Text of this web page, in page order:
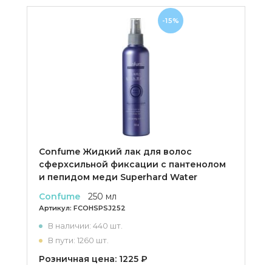
Confume Жидкий лак для волос
сферхсильной фиксации с пантенолом
и пепидом меди Superhard Water
Confume
250 мл
Артикул: FCOHSPSJ252
В наличии: 440 шт.
В пути: 1260 шт.
Розничная цена: 1225 ₽
-15%